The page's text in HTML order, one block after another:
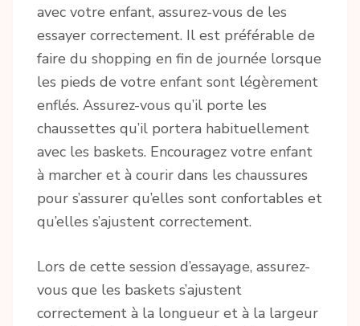
avec votre enfant, assurez-vous de les
essayer correctement. Il est préférable de
faire du shopping en fin de journée lorsque
les pieds de votre enfant sont légèrement
enflés. Assurez-vous qu’il porte les
chaussettes qu’il portera habituellement
avec les baskets. Encouragez votre enfant
à marcher et à courir dans les chaussures
pour s’assurer qu’elles sont confortables et
qu’elles s’ajustent correctement.
Lors de cette session d’essayage, assurez-
vous que les baskets s’ajustent
correctement à la longueur et à la largeur